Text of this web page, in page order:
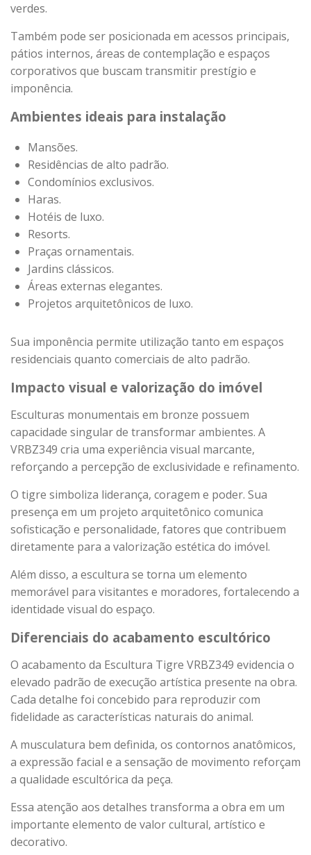
verdes.
Também pode ser posicionada em acessos principais,
pátios internos, áreas de contemplação e espaços
corporativos que buscam transmitir prestígio e
imponência.
Ambientes ideais para instalação
Mansões.
Residências de alto padrão.
Condomínios exclusivos.
Haras.
Hotéis de luxo.
Resorts.
Praças ornamentais.
Jardins clássicos.
Áreas externas elegantes.
Projetos arquitetônicos de luxo.
Sua imponência permite utilização tanto em espaços
residenciais quanto comerciais de alto padrão.
Impacto visual e valorização do imóvel
Esculturas monumentais em bronze possuem
capacidade singular de transformar ambientes. A
VRBZ349 cria uma experiência visual marcante,
reforçando a percepção de exclusividade e refinamento.
O tigre simboliza liderança, coragem e poder. Sua
presença em um projeto arquitetônico comunica
sofisticação e personalidade, fatores que contribuem
diretamente para a valorização estética do imóvel.
Além disso, a escultura se torna um elemento
memorável para visitantes e moradores, fortalecendo a
identidade visual do espaço.
Diferenciais do acabamento escultórico
O acabamento da Escultura Tigre VRBZ349 evidencia o
elevado padrão de execução artística presente na obra.
Cada detalhe foi concebido para reproduzir com
fidelidade as características naturais do animal.
A musculatura bem definida, os contornos anatômicos,
a expressão facial e a sensação de movimento reforçam
a qualidade escultórica da peça.
Essa atenção aos detalhes transforma a obra em um
importante elemento de valor cultural, artístico e
decorativo.